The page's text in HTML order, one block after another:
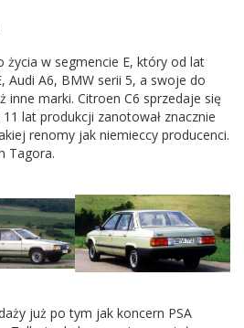
życia w segmencie E, który od lat
Audi A6, BMW serii 5, a swoje do
inne marki. Citroen C6 sprzedaje się
lat produkcji zanotował znacznie
renomy jak niemieccy producenci.
Tagora.
już po tym jak koncern PSA